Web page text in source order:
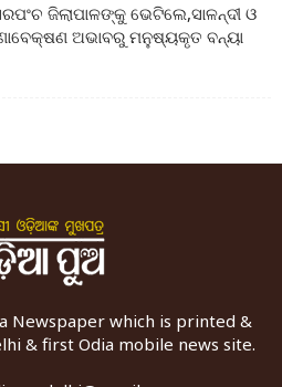
ଜିଲାପାଳଙ୍କୁ ଭେଟିଲେ,ସାଳନ୍ଦୀ ଓ
ଅଭାବରୁ ମନୁଷ୍ୟକୃତ ବନ୍ୟା
Newspaper which is printed &
& first Odia mobile news site.